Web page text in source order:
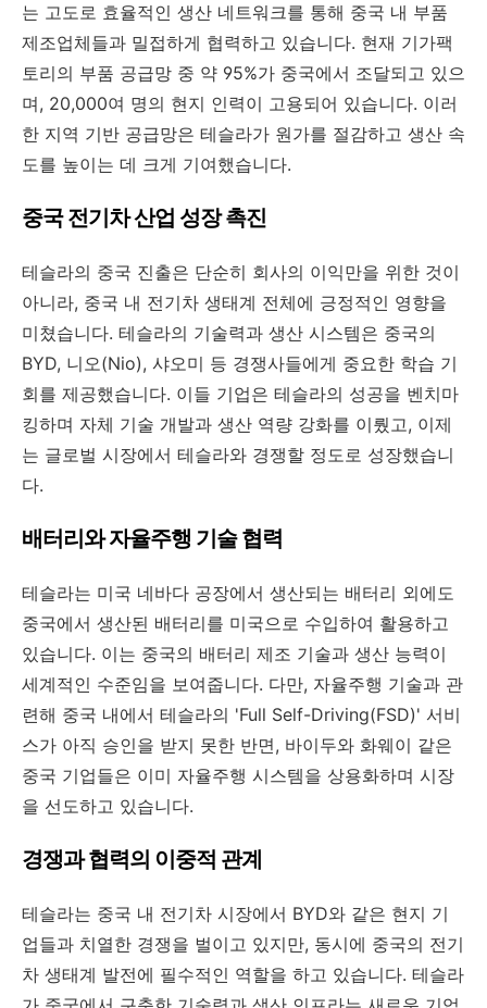
는 고도로 효율적인 생산 네트워크를 통해 중국 내 부품
제조업체들과 밀접하게 협력하고 있습니다. 현재 기가팩
토리의 부품 공급망 중 약 95%가 중국에서 조달되고 있으
며, 20,000여 명의 현지 인력이 고용되어 있습니다. 이러
한 지역 기반 공급망은 테슬라가 원가를 절감하고 생산 속
도를 높이는 데 크게 기여했습니다.
중국 전기차 산업 성장 촉진
테슬라의 중국 진출은 단순히 회사의 이익만을 위한 것이
아니라, 중국 내 전기차 생태계 전체에 긍정적인 영향을
미쳤습니다. 테슬라의 기술력과 생산 시스템은 중국의
BYD, 니오(Nio), 샤오미 등 경쟁사들에게 중요한 학습 기
회를 제공했습니다. 이들 기업은 테슬라의 성공을 벤치마
킹하며 자체 기술 개발과 생산 역량 강화를 이뤘고, 이제
는 글로벌 시장에서 테슬라와 경쟁할 정도로 성장했습니
다.
배터리와 자율주행 기술 협력
테슬라는 미국 네바다 공장에서 생산되는 배터리 외에도
중국에서 생산된 배터리를 미국으로 수입하여 활용하고
있습니다. 이는 중국의 배터리 제조 기술과 생산 능력이
세계적인 수준임을 보여줍니다. 다만, 자율주행 기술과 관
련해 중국 내에서 테슬라의 'Full Self-Driving(FSD)' 서비
스가 아직 승인을 받지 못한 반면, 바이두와 화웨이 같은
중국 기업들은 이미 자율주행 시스템을 상용화하며 시장
을 선도하고 있습니다.
경쟁과 협력의 이중적 관계
테슬라는 중국 내 전기차 시장에서 BYD와 같은 현지 기
업들과 치열한 경쟁을 벌이고 있지만, 동시에 중국의 전기
차 생태계 발전에 필수적인 역할을 하고 있습니다. 테슬라